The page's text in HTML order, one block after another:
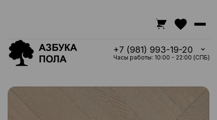
+7 (981) 993-19-20
Часы работы: 10:00 - 22:00 (СПБ)